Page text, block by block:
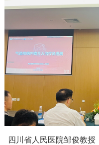
四川省人民医院邹俊教授